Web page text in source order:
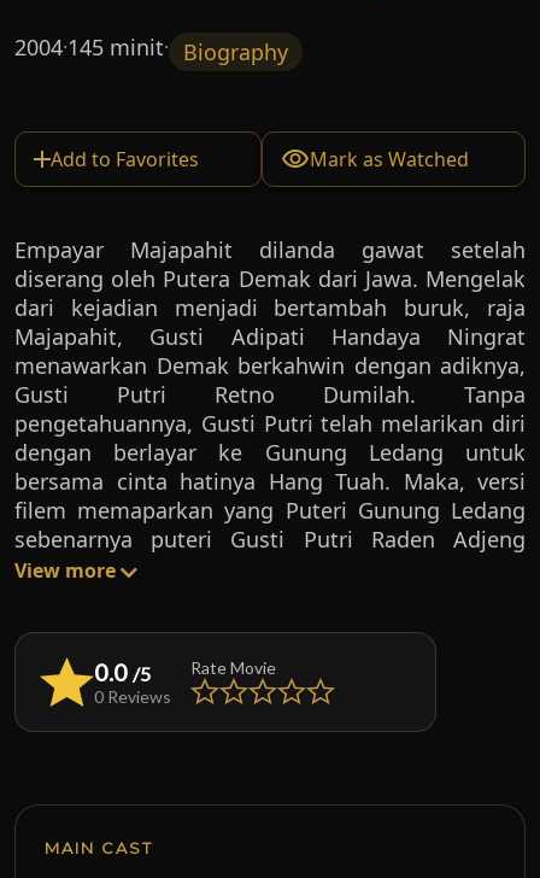
2004·145 minit· Biography
Add to Favorites Mark as Watched
Empayar Majapahit dilanda gawat setelah
diserang oleh Putera Demak dari Jawa. Mengelak
dari kejadian menjadi bertambah buruk, raja
Majapahit, Gusti Adipati Handaya Ningrat
menawarkan Demak berkahwin dengan adiknya,
Gusti Putri Retno Dumilah. Tanpa
pengetahuannya, Gusti Putri telah melarikan diri
dengan berlayar ke Gunung Ledang untuk
bersama cinta hatinya Hang Tuah. Maka, versi
filem memaparkan yang Puteri Gunung Ledang
sebenarnya puteri Gusti Putri Raden Adjeng
Retno Dumilah dari Majapahit yang merajuk dan
sebenarnya menunggu masa untuk bertemu
dengan Hang Tuah yang pernah ke Majapahit.
Walau bagaimanapun, halangan berlaku di
antara Puteri Gunung Ledang dan Hang Tuah
apabila abang Gusti Putri, Gusti Adipati terpaksa
Melaka, Sultan Mahmud pula. Utusan
peminangan diutus dan diketuai oleh Hang Tuah
sendiri. Akhirnya, setelah pelbagai cabaran, Gusti
View more
0.0 /5
0 Reviews
Rate Movie
MAIN CAST